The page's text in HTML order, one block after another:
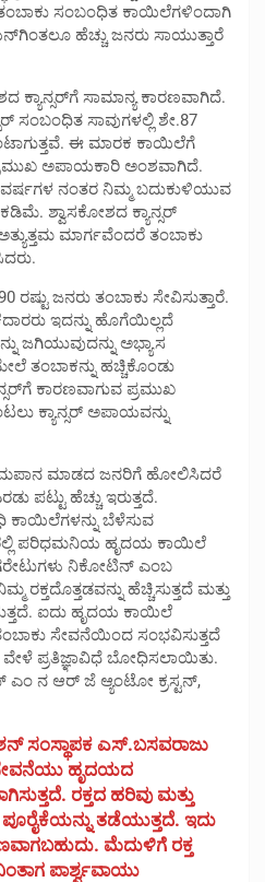
ಸಂಬಂಧಿತ ಕಾಯಿಲೆಗಳಿಂದಾಗಿ
ಹೆಚ್ಚು ಜನರು ಸಾಯುತ್ತಾರೆ
ಕ್ಯಾನ್ಸರ್‌ಗೆ ಸಾಮಾನ್ಯ ಕಾರಣವಾಗಿದೆ.
ಸಂಬಂಧಿತ ಸಾವುಗಳಲ್ಲಿ ಶೇ.87
ಈ ಮಾರಕ ಕಾಯಿಲೆಗೆ
ಅಪಾಯಕಾರಿ ಅಂಶವಾಗಿದೆ.
ವರ್ಷಗಳ ನಂತರ ನಿಮ್ಮ ಬದುಕುಳಿಯುವ
ಶ್ವಾಸಕೋಶದ ಕ್ಯಾನ್ಸರ್
ಮಾರ್ಗವೆಂದರೆ ತಂಬಾಕು
ಜನರು ತಂಬಾಕು ಸೇವಿಸುತ್ತಾರೆ.
ಇದನ್ನು ಹೊಗೆಯಿಲ್ಲದೆ
ಜಗಿಯುವುದನ್ನು ಅಭ್ಯಾಸ
ತಂಬಾಕನ್ನು ಹಚ್ಚಿಕೊಂಡು
ಕಾರಣವಾಗುವ ಪ್ರಮುಖ
ಕ್ಯಾನ್ಸರ್ ಅಪಾಯವನ್ನು
ಮಾಡದ ಜನರಿಗೆ ಹೋಲಿಸಿದರೆ
ಪಟ್ಟು ಹೆಚ್ಚು ಇರುತ್ತದೆ.
ಬೆಳೆಸುವ
ಪರಿಧಮನಿಯ ಹೃದಯ ಕಾಯಿಲೆ
ನಿಕೋಟಿನ್ ಎಂಬ
ರಕ್ತದೊತ್ತಡವನ್ನು ಹೆಚ್ಚಿಸುತ್ತದೆ ಮತ್ತು
ಐದು ಹೃದಯ ಕಾಯಿಲೆ
ಸೇವನೆಯಿಂದ ಸಂಭವಿಸುತ್ತದೆ
ಪ್ರತಿಜ್ಞಾವಿಧೆ ಬೋಧಿಸಲಾಯಿತು.
ಎಂ ನ ಆರ್ ಜೆ ಆ್ಯಂಟೋ ಕ್ರಸ್ಟನ್,
ಸಂಸ್ಥಾಪಕ ಎಸ್.ಬಸವರಾಜು
ಹೃದಯದ
ರಕ್ತದ ಹರಿವು ಮತ್ತು
ತಡೆಯುತ್ತದೆ. ಇದು
ಮೆದುಳಿಗೆ ರಕ್ತ
ಪಾರ್ಶ್ವವಾಯು